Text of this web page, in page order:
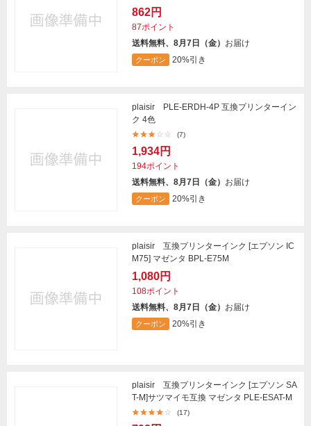
862円
87ポイント
送料無料、8月7日（金） お届け
クーポン 20%引き
plaisir PLE-ERDH-4P 互換プリンターイン
ク 4色
(7)
1,934円
194ポイント
送料無料、8月7日（金） お届け
クーポン 20%引き
plaisir 互換プリンターインク [エプソン IC
M75] マゼンタ BPL-E75M
1,080円
108ポイント
送料無料、8月7日（金） お届け
クーポン 20%引き
plaisir 互換プリンターインク [エプソン SA
T-M]サツマイモ互換 マゼンタ PLE-ESAT-M
(17)